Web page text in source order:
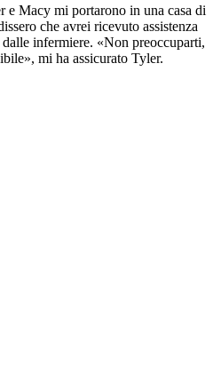
e Macy mi portarono in una casa di
che avrei ricevuto assistenza
infermiere. «Non preoccuparti,
mi ha assicurato Tyler.